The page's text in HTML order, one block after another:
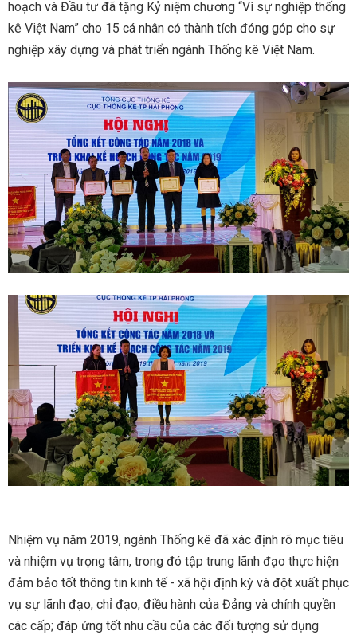
hoạch và Đầu tư đã tặng Kỷ niệm chương “Vì sự nghiệp thống
kê Việt Nam” cho 15 cá nhân có thành tích đóng góp cho sự
nghiệp xây dựng và phát triển ngành Thống kê Việt Nam.
Nhiệm vụ năm 2019, ngành Thống kê đã xác định rõ mục tiêu
và nhiệm vụ trọng tâm, trong đó tập trung lãnh đạo thực hiện
đảm bảo tốt thông tin kinh tế - xã hội định kỳ và đột xuất phục
vụ sự lãnh đạo, chỉ đạo, điều hành của Đảng và chính quyền
các cấp; đáp ứng tốt nhu cầu của các đối tượng sử dụng